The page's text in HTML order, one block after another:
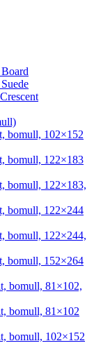
bomull, 102×152
bomull, 122×183
bomull, 122×183,
bomull, 122×244
bomull, 122×244,
bomull, 152×264
bomull, 81×102,
bomull, 81×102
bomull, 102×152